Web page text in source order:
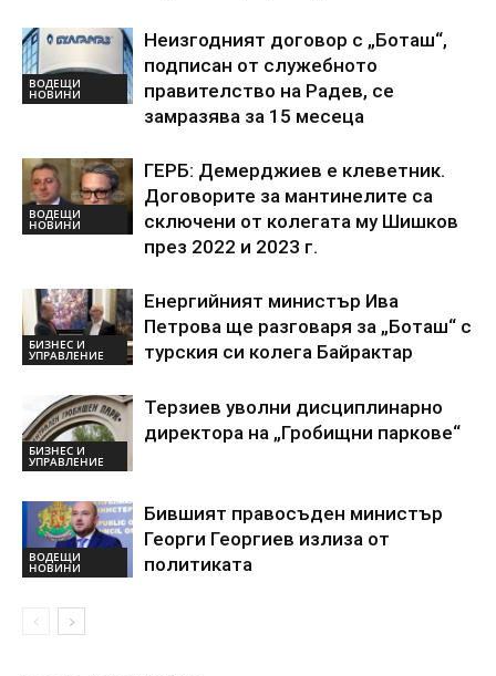
ВОДЕЩИ
НОВИНИ
Неизгодният договор с „Боташ“,
подписан от служебното
правителство на Радев, се
замразява за 15 месеца
ВОДЕЩИ
НОВИНИ
ГЕРБ: Демерджиев е клеветник.
Договорите за мантинелите са
сключени от колегата му Шишков
през 2022 и 2023 г.
БИЗНЕС И
УПРАВЛЕНИЕ
Енергийният министър Ива
Петрова ще разговаря за „Боташ“ с
турския си колега Байрактар
БИЗНЕС И
УПРАВЛЕНИЕ
Терзиев уволни дисциплинарно
директора на „Гробищни паркове“
ВОДЕЩИ
НОВИНИ
Бившият правосъден министър
Георги Георгиев излиза от
политиката